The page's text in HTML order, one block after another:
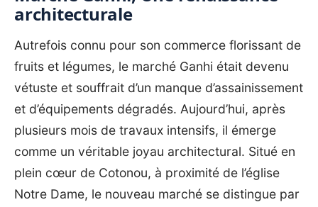
architecturale
Autrefois connu pour son commerce florissant de
fruits et légumes, le marché Ganhi était devenu
vétuste et souffrait d’un manque d’assainissement
et d’équipements dégradés. Aujourd’hui, après
plusieurs mois de travaux intensifs, il émerge
comme un véritable joyau architectural. Situé en
plein cœur de Cotonou, à proximité de l’église
Notre Dame, le nouveau marché se distingue par